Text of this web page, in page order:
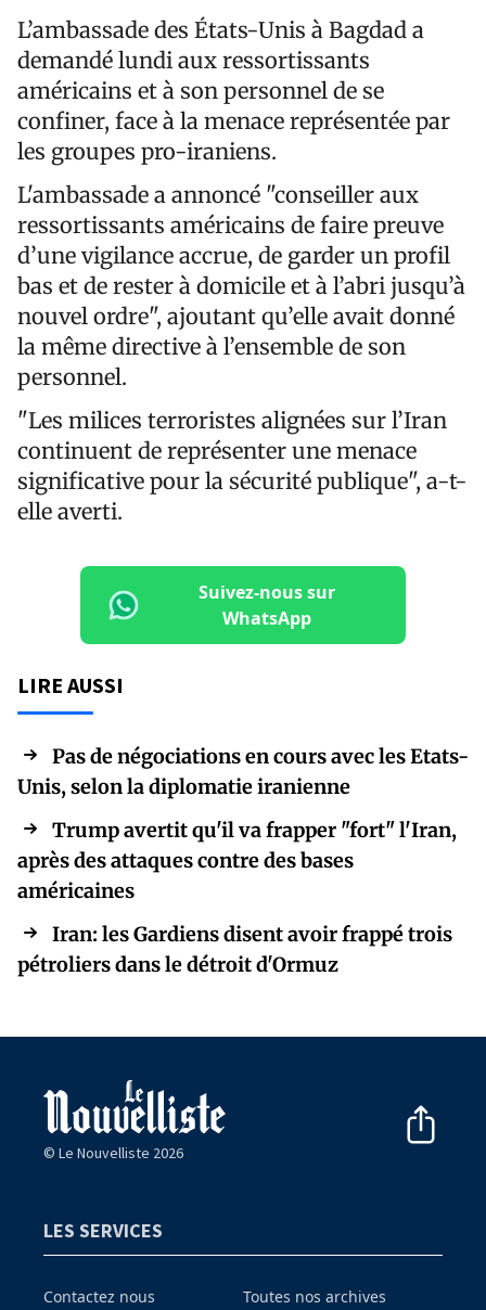
L’ambassade des États-Unis à Bagdad a
demandé lundi aux ressortissants
américains et à son personnel de se
confiner, face à la menace représentée par
les groupes pro-iraniens.
L'ambassade a annoncé "conseiller aux
ressortissants américains de faire preuve
d’une vigilance accrue, de garder un profil
bas et de rester à domicile et à l’abri jusqu’à
nouvel ordre", ajoutant qu’elle avait donné
la même directive à l’ensemble de son
personnel.
"Les milices terroristes alignées sur l’Iran
continuent de représenter une menace
significative pour la sécurité publique", a-t-
elle averti.
Suivez-nous sur
WhatsApp
LIRE AUSSI
Pas de négociations en cours avec les Etats-
Unis, selon la diplomatie iranienne
Trump avertit qu'il va frapper "fort" l'Iran,
après des attaques contre des bases
américaines
Iran: les Gardiens disent avoir frappé trois
pétroliers dans le détroit d'Ormuz
© Le Nouvelliste 2026
LES SERVICES
Contactez nous Toutes nos archives